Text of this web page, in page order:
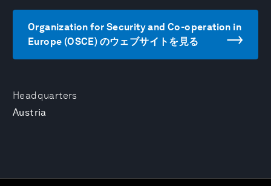
Headquarters
Austria
Organization for Security and Co-operation in
Europe (OSCE) のウェブサイトを見る